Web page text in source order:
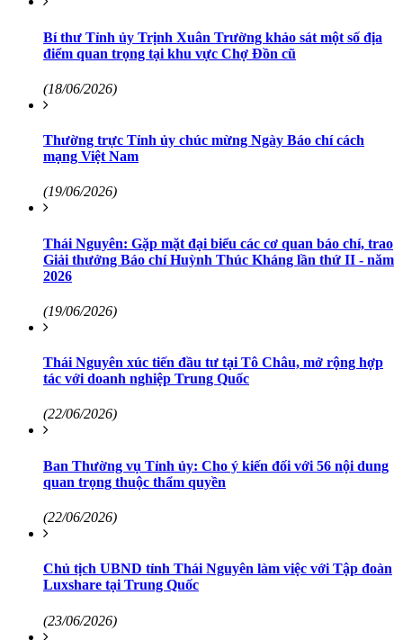
Bí thư Tỉnh ủy Trịnh Xuân Trường khảo sát một số địa
điểm quan trọng tại khu vực Chợ Đồn cũ
(18/06/2026)
Thường trực Tỉnh ủy chúc mừng Ngày Báo chí cách
mạng Việt Nam
(19/06/2026)
Thái Nguyên: Gặp mặt đại biểu các cơ quan báo chí, trao
Giải thưởng Báo chí Huỳnh Thúc Kháng lần thứ II - năm
2026
(19/06/2026)
Thái Nguyên xúc tiến đầu tư tại Tô Châu, mở rộng hợp
tác với doanh nghiệp Trung Quốc
(22/06/2026)
Ban Thường vụ Tỉnh ủy: Cho ý kiến đối với 56 nội dung
quan trọng thuộc thẩm quyền
(22/06/2026)
Chủ tịch UBND tỉnh Thái Nguyên làm việc với Tập đoàn
Luxshare tại Trung Quốc
(23/06/2026)